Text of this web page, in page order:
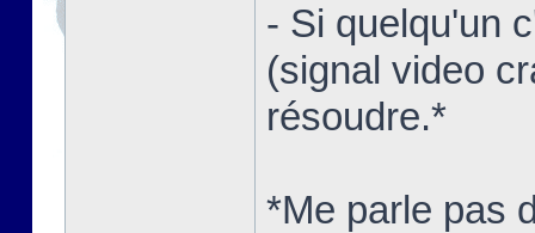
- Si quelqu'un
(signal video
résoudre.*
*Me parle pas